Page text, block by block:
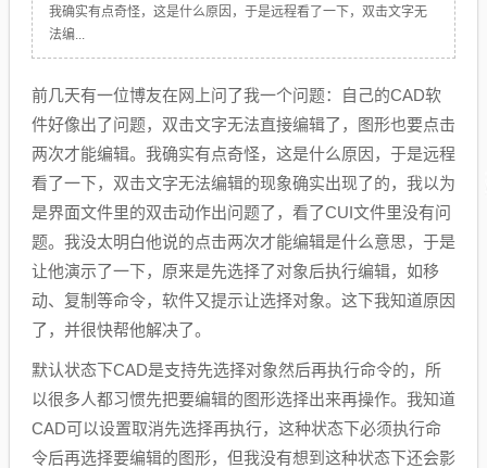
我确实有点奇怪，这是什么原因，于是远程看了一下，双击文字无
法编...
前几天有一位博友在网上问了我一个问题：自己的CAD软
件好像出了问题，双击文字无法直接编辑了，图形也要点击
两次才能编辑。我确实有点奇怪，这是什么原因，于是远程
看了一下，双击文字无法编辑的现象确实出现了的，我以为
是界面文件里的双击动作出问题了，看了CUI文件里没有问
题。我没太明白他说的点击两次才能编辑是什么意思，于是
让他演示了一下，原来是先选择了对象后执行编辑，如移
动、复制等命令，软件又提示让选择对象。这下我知道原因
了，并很快帮他解决了。
默认状态下CAD是支持先选择对象然后再执行命令的，所
以很多人都习惯先把要编辑的图形选择出来再操作。我知道
CAD可以设置取消先选择再执行，这种状态下必须执行命
令后再选择要编辑的图形，但我没有想到这种状态下还会影